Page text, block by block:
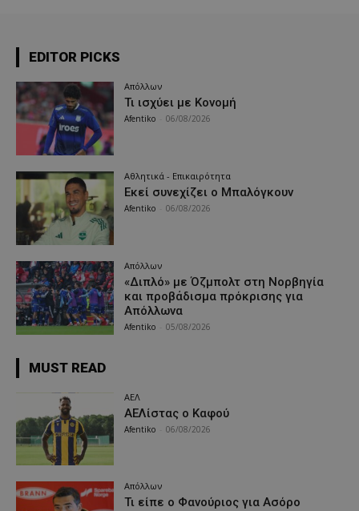
EDITOR PICKS
Απόλλων
Τι ισχύει με Κονομή
Afentiko 06/08/2026
Αθλητικά - Επικαιρότητα
Εκεί συνεχίζει ο Μπαλόγκουν
Afentiko 06/08/2026
Απόλλων
«Διπλό» με Όζμπολτ στη Νορβηγία
και προβάδισμα πρόκρισης για
Απόλλωνα
Afentiko 05/08/2026
MUST READ
ΑΕΛ
ΑΕΛίστας ο Καφού
Afentiko 06/08/2026
Απόλλων
Τι είπε ο Φανούριος για Ασόρο